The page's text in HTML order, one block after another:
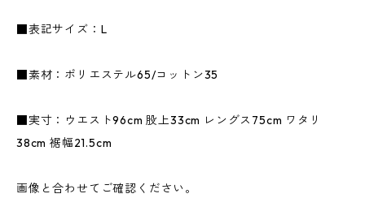
■表記サイズ：L
■素材：ポリエステル65/コットン35
■実寸：ウエスト96cm 股上33cm レングス75cm ワタリ
38cm 裾幅21.5cm
画像と合わせてご確認ください。